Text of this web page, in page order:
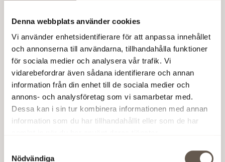
Denna webbplats använder cookies
Vi använder enhetsidentifierare för att anpassa innehållet
och annonserna till användarna, tillhandahålla funktioner
för sociala medier och analysera vår trafik. Vi
vidarebefordrar även sådana identifierare och annan
information från din enhet till de sociala medier och
annons- och analysföretag som vi samarbetar med.
Dessa kan i sin tur kombinera informationen med annan
information som du har tillhandahållit eller som de har
Nödvändiga
Köparen, Bank of Ireland Private
Banking, å privata kunders räkning,
tillträder fastigheten den 1 februari 2006.
Fastigheten på Kungsgatan 25-27, Regeringsgatan 67-
71 och Oxtorgsgatan 2-4 består av 15 000 kvm uthyrbar
nyligen avslutat förädlingsprojekt i egen regi.
Fastigheten är i stort sett fullt uthyrd. – Fastigheten är
Fabege, affären. Prognosjustering Den tidigare